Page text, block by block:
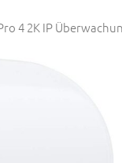
4 2K IP